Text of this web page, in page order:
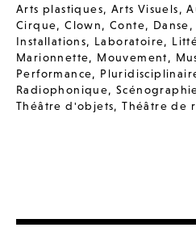
Arts plastiques, Arts Visuels,
Cirque,Clown,Conte, Danse,
Installations, Laboratoire,
Marionnette, Mouvement,
Performance,
Radiophonique,
Théâtre d'objets,Théâtre de